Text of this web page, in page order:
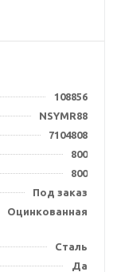
108856
NSYMR88
7104808
800
800
Под заказ
Оцинкованная
Сталь
Да